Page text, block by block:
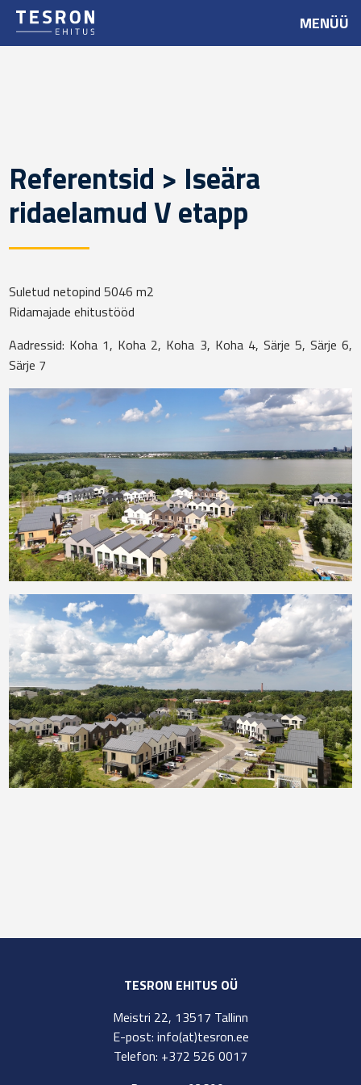
MENÜÜ
Referentsid > Iseära
ridaelamud V etapp
Suletud netopind 5046 m2
Ridamajade ehitustööd
Aadressid: Koha 1, Koha 2, Koha 3, Koha 4, Särje 5, Särje 6,
Särje 7
TESRON EHITUS OÜ
Meistri 22, 13517 Tallinn
E-post: info(at)tesron.ee
Telefon: +372 526 0017